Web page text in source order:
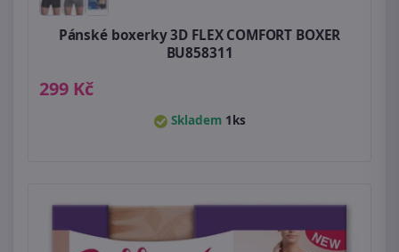
Pánské boxerky 3D FLEX COMFORT BOXER
BU858311
299 Kč
Skladem 1ks